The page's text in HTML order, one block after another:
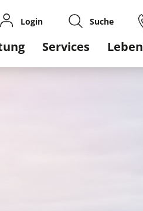
Login Suche
Services Leben